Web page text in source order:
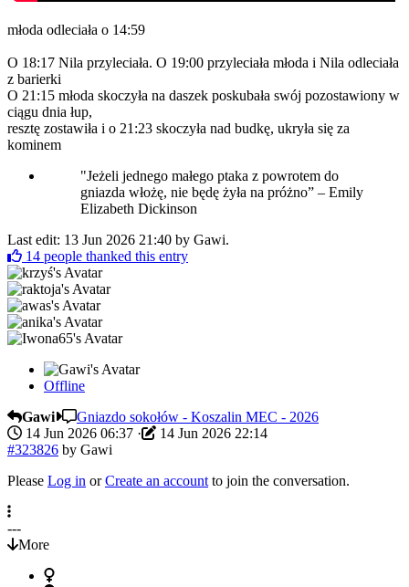
młoda odleciała o 14:59
O 18:17 Nila przyleciała. O 19:00 przyleciała młoda i Nila odleciała
z barierki
O 21:15 młoda skoczyła na daszek poskubała swój pozostawiony w
ciągu dnia łup,
resztę zostawiła i o 21:23 skoczyła nad budkę, ukryła się za
kominem
"Jeżeli jednego małego ptaka z powrotem do
gniazda włożę, nie będę żyła na próżno” – Emily
Elizabeth Dickinson
Last edit: 13 Jun 2026 21:40 by Gawi.
14 people thanked this entry
Offline
Gawi
Gniazdo sokołów - Koszalin MEC - 2026
14 Jun 2026 06:37 ·
14 Jun 2026 22:14
#323826 by Gawi
Please Log in orCreate an account to join the conversation.
---
More